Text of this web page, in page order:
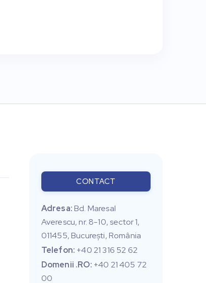
CONTACT
Adresa:Bd. Maresal
Averescu, nr. 8-10, sector 1,
011455, Bucureşti, România
Telefon: +40 21 316 52 62
Domenii .RO: +40 21 405 72
00